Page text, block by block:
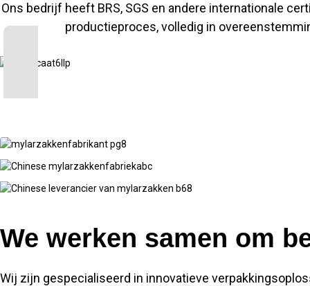
Ons bedrijf heeft BRS, SGS en andere internationale
productieproces, volledig in
We werken samen om
Wij zijn gespecialiseerd in innovatieve